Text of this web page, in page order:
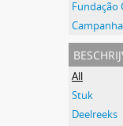
All
Stuk
Deelreeks